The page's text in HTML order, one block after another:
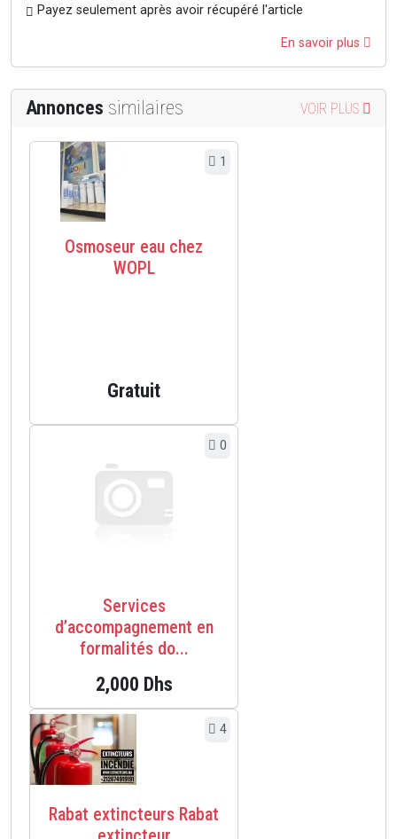
Payez seulement après avoir récupéré l'article
En savoir plus
Annonces similaires VOIR PLUS
1
Osmoseur eau chez
WOPL
Gratuit
0
Services
d’accompagnement en
formalités do...
2,000 Dhs
4
Rabat extincteurs Rabat